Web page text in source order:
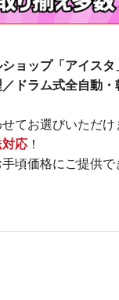
ョップ「アイスタ
／ドラム式全自動
てお選びいただけ
応 ！
手頃価格にご提供で